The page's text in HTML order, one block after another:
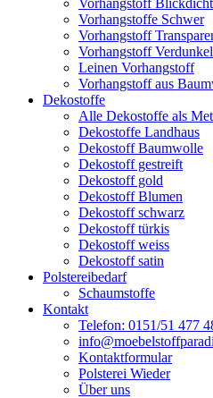
Vorhangstoff Blickdicht
Vorhangstoffe Schwer
Vorhangstoff
Vorhangstoff
Leinen Vorhangstoff
Vorhangstoff aus
Dekostoffe
Alle Dekostoffe als
Dekostoffe Landhaus
Dekostoff Baumwolle
Dekostoff gestreift
Dekostoff gold
Dekostoff Blumen
Dekostoff schwarz
Dekostoff türkis
Dekostoff weiss
Dekostoff satin
Polstereibedarf
Schaumstoffe
Kontakt
Telefon: 0151/51 477
Kontaktformular
Polsterei Wieder
Über uns